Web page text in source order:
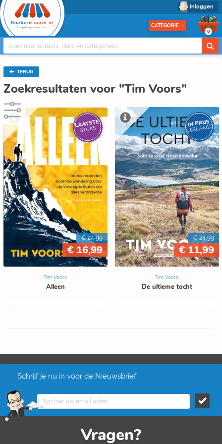
Inloggen
Boeken kraam.nl
Stapel op voordeel CATEGORIE
0
TERUG
Zoekresultaten voor "Tim Voors"
LAATSTE
STUKS
€ 24,99
€ 16,99
Tim Voors
Alleen
IN PRIJS
VERLAAGD
€ 24,99
€ 11,99
Tim Voors
De ultieme tocht
Schrijf je nu in voor de Nieuwsbrief
Vragen?